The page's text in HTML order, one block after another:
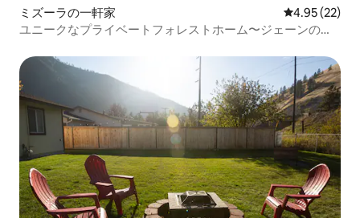
ミズーラの一軒家 レビュー22
4.95 (22)
ユニークなプライベートフォレストホーム〜ジェーンのミ